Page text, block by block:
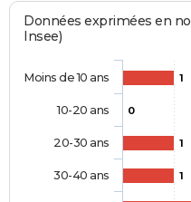
Données exprimées en
Insee)
1
0
1
1
Moins de 10 ans
10-20 ans
20-30 ans
30-40 ans